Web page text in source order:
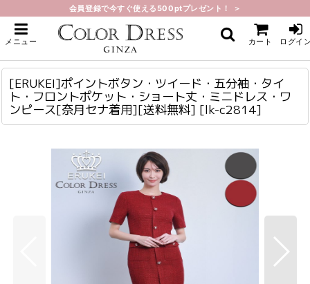
会員登録で今すぐ使える500ptプレゼント！ ＞
メニュー カート ログイ
ホーム > ミニ・ショート
[ERUKEI]ポイントボタン・ツイード・五分袖・タイト・フロントポケット・シ
ョート丈・ミニドレス・ワンピース[奈月セナ着用][送料無料]
[ERUKEI]ポイントボタン・ツイード・五分袖・タイ
ト・フロントポケット・ショート丈・ミニドレス・ワ
ンピース[奈月セナ着用][送料無料] [lk-c2814]